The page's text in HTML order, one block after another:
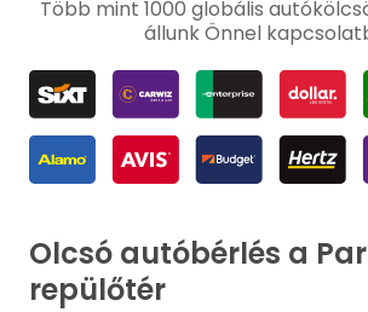
Több mint 1000 globális
állunk Önnel
Olcsó autóbérlés a
repülőtér